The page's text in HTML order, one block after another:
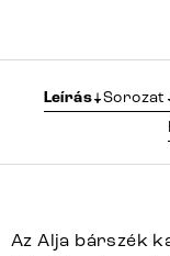
Leírás Sorozat
Az Alja bárszék